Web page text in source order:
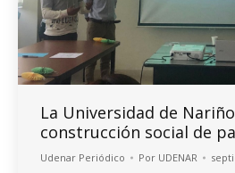
La Universidad de
construcción social de
Udenar Periódico Por UDENAR